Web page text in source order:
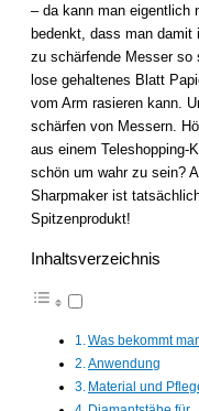
– da kann man eigentlich
bedenkt, dass man damit
zu schärfende Messer
lose gehaltenes Blatt
vom Arm rasieren kann.
schärfen von Messern.
aus einem Teleshopping-
schön um wahr zu sein?
Sharpmaker ist
Spitzenprodukt!
Inhaltsverzeichnis
Was bekommt
Anwendung
Material und